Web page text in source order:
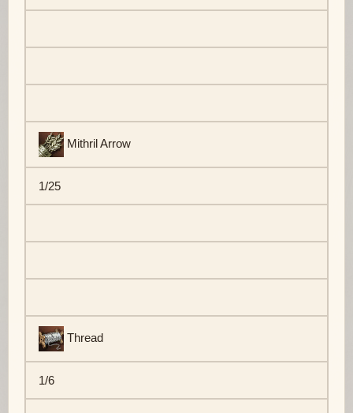
Mithril Arrow
1/25
Thread
1/6